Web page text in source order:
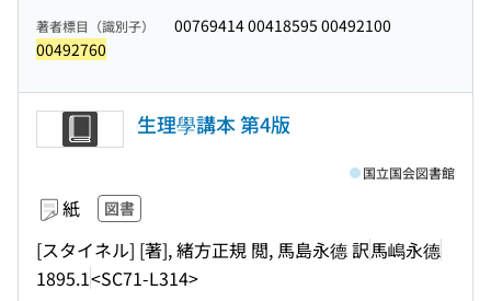
著者標目（識別子）
00769414 00418595 00492100
00492760
生理學講本 第4版
紙 図書
[スタイネル] [著], 緒方正規 閲, 馬島永德 訳馬嶋永德
1895.1<SC71-L314>
国立国会図書館